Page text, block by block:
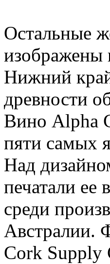
Остальные
изображены
Нижний
древности
Вино Alpha
пяти самых
Над
печатали ее
среди
Австралии.
Cork Supply